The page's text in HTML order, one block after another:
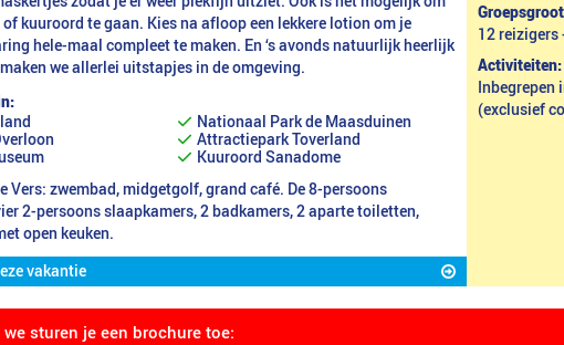
of kuuroord te gaan. Kies na afloop een lekkere lotion om je
hele-maal compleet te maken. En ‘s avonds natuurlijk heerlijk
we allerlei uitstapjes in de omgeving.
Nationaal Park de Maasduinen
Attractiepark Toverland
Kuuroord Sanadome
Vers: zwembad, midgetgolf, grand café. De 8-persoons
2-persoons slaapkamers, 2 badkamers, 2 aparte toiletten,
open keuken.
vakantie
12 reizigers
Activiteiten:
Inbegrepen
(exclusief
sturen je een brochure toe: